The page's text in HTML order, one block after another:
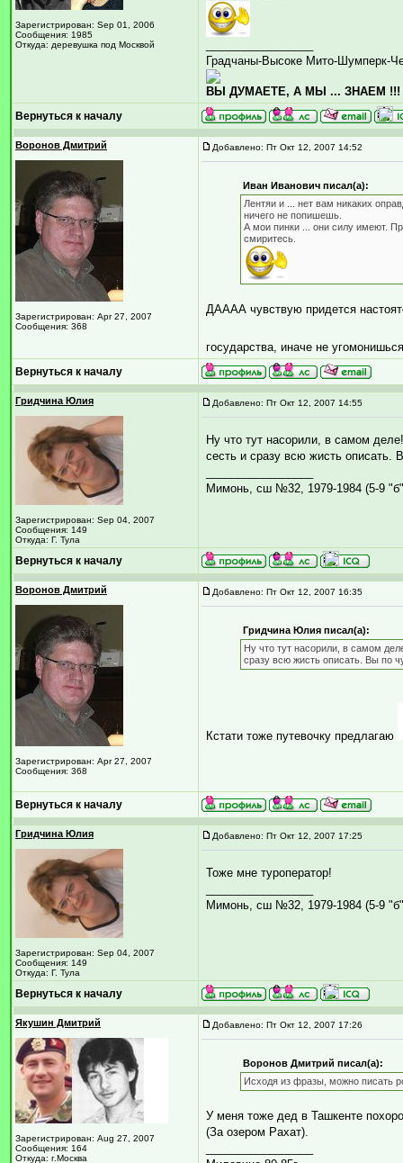
Зарегистрирован: Sep 01, 2006
Сообщения: 1985
Откуда: деревушка под Москвой
Градчаны-Высоке Мито-Шумперк-
ВЫ ДУМАЕТЕ, А МЫ ... ЗНАЕМ !!!
Вернуться к началу
Воронов Дмитрий
Зарегистрирован: Apr 27, 2007
Сообщения: 368
Добавлено: Пт Окт 12, 2007 14:52
Иван Иванович писал(а):
Лентяи и ... нет вам никаких
ничего не попишешь.
А мои пинки ... они силу имеют.
смиритесь.
ДАААА чувствую придется
государства, иначе не
Вернуться к началу
Гридчина Юлия
Зарегистрирован: Sep 04, 2007
Сообщения: 149
Откуда: Г. Тула
Добавлено: Пт Окт 12, 2007 14:55
Ну что тут насорили, в самом
сесть и сразу всю жисть описать.
Мимонь, сш №32, 1979-1984 (5-9
Вернуться к началу
Воронов Дмитрий
Зарегистрирован: Apr 27, 2007
Сообщения: 368
Добавлено: Пт Окт 12, 2007 16:35
Гридчина Юлия писал(а):
Ну что тут насорили, в самом
сразу всю жисть описать. Вы по
Кстати тоже путевочку предлагаю
Вернуться к началу
Гридчина Юлия
Зарегистрирован: Sep 04, 2007
Сообщения: 149
Откуда: Г. Тула
Добавлено: Пт Окт 12, 2007 17:25
Тоже мне туроператор!
Мимонь, сш №32, 1979-1984 (5-9
Вернуться к началу
Якушин Дмитрий
Зарегистрирован: Aug 27, 2007
Сообщения: 164
Откуда: г.Москва
Добавлено: Пт Окт 12, 2007 17:26
Воронов Дмитрий писал(а):
Исходя из фразы, можно писать
У меня тоже дед в Ташкенте
(За озером Рахат).